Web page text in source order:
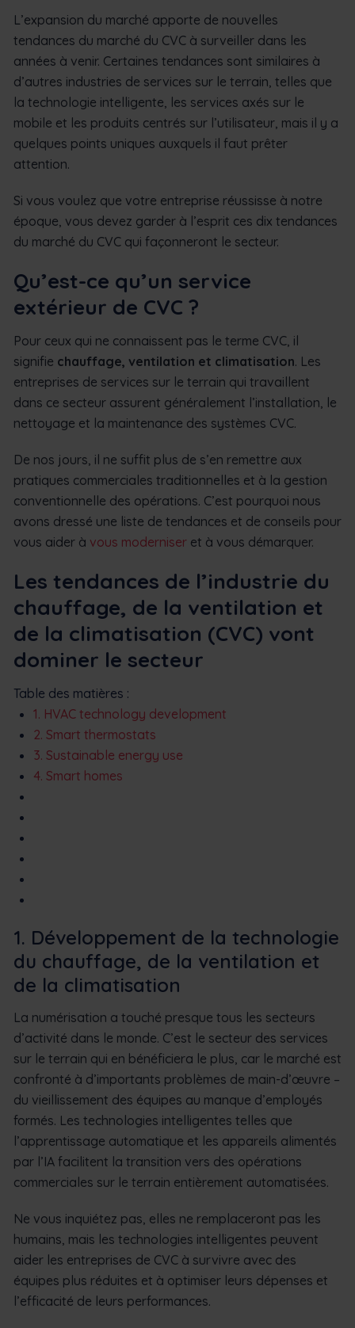
L’expansion du marché apporte de nouvelles
tendances du marché du CVC à surveiller dans les
années à venir. Certaines tendances sont similaires à
d’autres industries de services sur le terrain, telles que
la technologie intelligente, les services axés sur le
mobile et les produits centrés sur l’utilisateur, mais il y a
quelques points uniques auxquels il faut prêter
attention.
Si vous voulez que votre entreprise réussisse à notre
époque, vous devez garder à l’esprit ces dix tendances
du marché du CVC qui façonneront le secteur.
Qu’est-ce qu’un service
extérieur de CVC ?
Pour ceux qui ne connaissent pas le terme CVC, il
signifie chauffage, ventilation et climatisation. Les
entreprises de services sur le terrain qui travaillent
dans ce secteur assurent généralement l’installation, le
nettoyage et la maintenance des systèmes CVC.
De nos jours, il ne suffit plus de s’en remettre aux
pratiques commerciales traditionnelles et à la gestion
conventionnelle des opérations. C’est pourquoi nous
avons dressé une liste de tendances et de conseils pour
vous aider à vous moderniser et à vous démarquer.
Les tendances de l’industrie du
chauffage, de la ventilation et
de la climatisation (CVC) vont
dominer le secteur
Table des matières :
1. HVAC technology development
2. Smart thermostats
3. Sustainable energy use
4. Smart homes
1. Développement de la technologie
du chauffage, de la ventilation et
de la climatisation
La numérisation a touché presque tous les secteurs
d’activité dans le monde. C’est le secteur des services
sur le terrain qui en bénéficiera le plus, car le marché est
confronté à d’importants problèmes de main-d’œuvre –
du vieillissement des équipes au manque d’employés
formés. Les technologies intelligentes telles que
l’apprentissage automatique et les appareils alimentés
par l’IA facilitent la transition vers des opérations
commerciales sur le terrain entièrement automatisées.
Ne vous inquiétez pas, elles ne remplaceront pas les
humains, mais les technologies intelligentes peuvent
aider les entreprises de CVC à survivre avec des
équipes plus réduites et à optimiser leurs dépenses et
l’efficacité de leurs performances.